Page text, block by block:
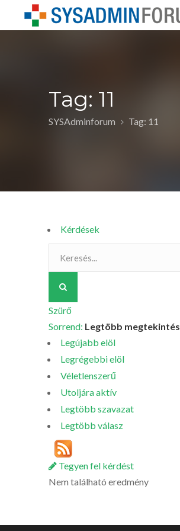
Tag: 11
SYSAdminforum Tag: 11
Kérdések
Szürő
Sorrend: Legtöbb megtekintés
Legújabb elöl
Legrégebbi elöl
Véletlenszerű
Utoljára aktív
Legtöbb szavazat
Legtöbb válasz
Tegyen fel kérdést
Nem található eredmény